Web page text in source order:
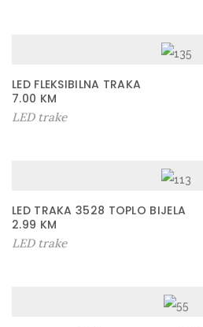
LED FLEKSIBILNA TRAKA
7.00 KM
LED trake
LED TRAKA 3528 TOPLO BIJELA
2.99 KM
LED trake